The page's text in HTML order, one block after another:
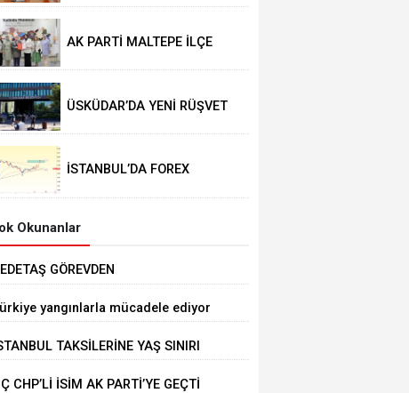
AK PARTİ MALTEPE İLÇE
DÖNEM
ÜSKÜDAR’DA YENİ RÜŞVET
İSTANBUL’DA FOREX
Okunanlar
GÖREVDEN
yangınlarla mücadele ediyor
TAKSİLERİNE YAŞ SINIRI
CHP’Lİ İSİM AK PARTİ’YE GEÇTİ